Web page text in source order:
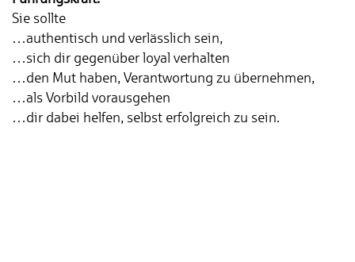
Sie sollte
…authentisch und verlässlich sein,
…sich dir gegenüber loyal verhalten
…den Mut haben, Verantwortung zu übernehmen,
…als Vorbild vorausgehen
…dir dabei helfen, selbst erfolgreich zu sein.